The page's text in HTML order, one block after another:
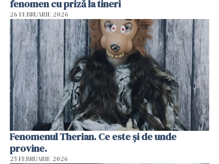
fenomen cu priză la tineri
26 FEBRUARIE 2026
Fenomenul Therian. Ce este și de unde
provine.
25 FEBRUARIE 2026